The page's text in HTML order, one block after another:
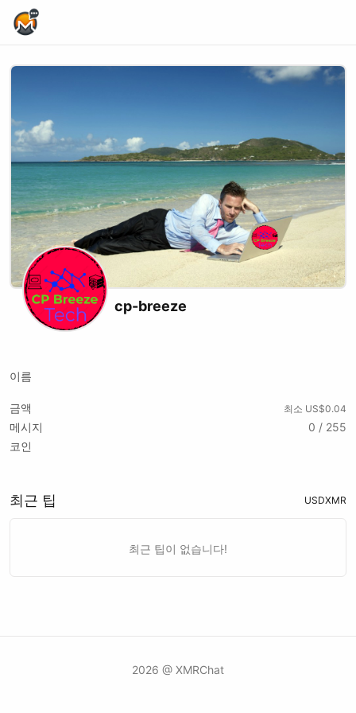
cp-breeze
이름
금액 최소 US$0.04
메시지
0 / 255
코인
최근 팁 USDXMR
최근 팁이 없습니다!
2026 @ XMRChat